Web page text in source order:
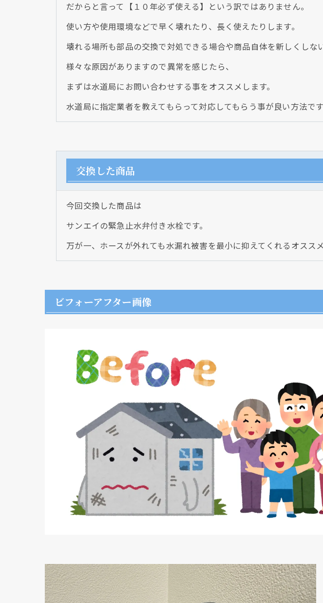
だからと言って【１０年必ず使える】という訳ではありません。
使い方や使用環境などで早く壊れたり、長く使えたりします。
壊れる場所も部品の交換で対処できる場合や商品自体を新しくしな
様々な原因がありますので異常を感じたら、
まずは水道局にお問い合わせする事をオススメします。
水道局に指定業者を教えてもらって対応してもらう事が良い方法です
交換した商品
今回交換した商品は
サンエイの緊急止水弁付き水栓です。
万が一、ホースが外れても水漏れ被害を最小に抑えてくれるオススメ
ビフォーアフター画像
クリックでチラシの